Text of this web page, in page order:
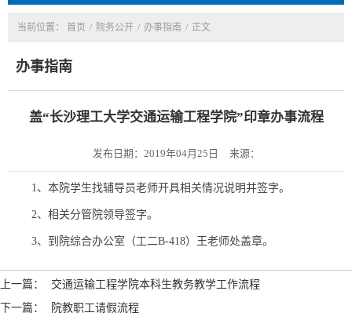
当前位置： 首页 / 院务公开 / 办事指南 / 正文
办事指南
盖“长沙理工大学交通运输工程学院”印章办事流程
发布日期：2019年04月25日 来源：
1 、本院学生找辅导员老师开具相关情况说明并签字。
2、相关分管院领导签字。
3、到院综合办公室（工二B-418）王老师处盖章。
上一篇：
交通运输工程学院本科生教务教学工作流程
下一篇：
院教职工请假流程